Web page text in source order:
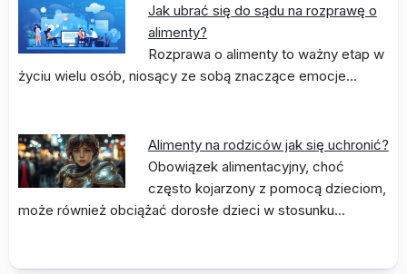
Jak ubrać się do sądu na rozprawę o
alimenty?
Rozprawa o alimenty to ważny etap w
życiu wielu osób, niosący ze sobą znaczące emocje…
Alimenty na rodziców jak się uchronić?
Obowiązek alimentacyjny, choć
często kojarzony z pomocą dzieciom,
może również obciążać dorosłe dzieci w stosunku…